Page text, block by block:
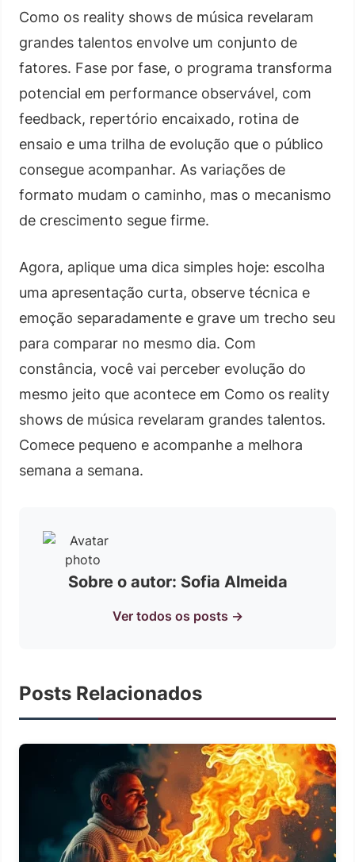
Como os reality shows de música revelaram
grandes talentos envolve um conjunto de
fatores. Fase por fase, o programa transforma
potencial em performance observável, com
feedback, repertório encaixado, rotina de
ensaio e uma trilha de evolução que o público
consegue acompanhar. As variações de
formato mudam o caminho, mas o mecanismo
de crescimento segue firme.
Agora, aplique uma dica simples hoje: escolha
uma apresentação curta, observe técnica e
emoção separadamente e grave um trecho seu
para comparar no mesmo dia. Com
constância, você vai perceber evolução do
mesmo jeito que acontece em Como os reality
shows de música revelaram grandes talentos.
Comece pequeno e acompanhe a melhora
semana a semana.
Sobre o autor: Sofia Almeida
Ver todos os posts →
Posts Relacionados